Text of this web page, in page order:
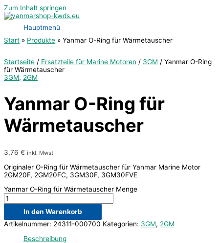
Zum Inhalt springen
Hauptmenü
Start
Produkte Yanmar O-Ring für Wärmetauscher
Startseite / Ersatzteile für Marine Motoren / 3GM / Yanmar O-Ring
für Wärmetauscher
3GM, 2GM
Yanmar O-Ring für
Wärmetauscher
3,76 € inkl. Mwst
Originaler O-Ring für Wärmetauscher für Yanmar Marine Motor
2GM20F, 2GM20FC, 3GM30F, 3GM30FVE
Yanmar O-Ring für Wärmetauscher Menge
In den Warenkorb
Artikelnummer: 24311-000700 Kategorien: 3GM, 2GM
Beschreibung